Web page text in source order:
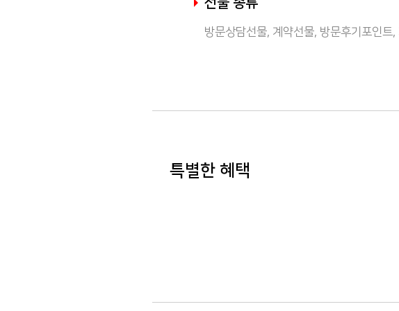
방문상담선물, 계약선물, 방문후기포인트
특별한 혜택